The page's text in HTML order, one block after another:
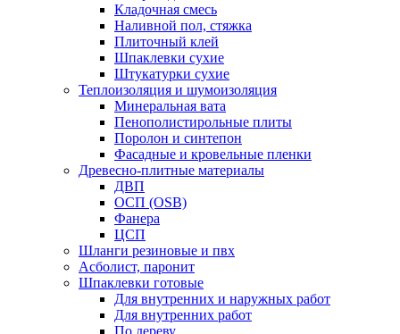
Кладочная смесь
Наливной пол, стяжка
Плиточный клей
Шпаклевки сухие
Штукатурки сухие
Теплоизоляция и шумоизоляция
Минеральная вата
Пенополистирольные плиты
Поролон и синтепон
Фасадные и кровельные пленки
Древесно-плитные материалы
ДВП
ОСП (OSB)
Фанера
ЦСП
Шланги резиновые и пвх
Асболист, паронит
Шпаклевки готовые
Для внутренних и наружных работ
Для внутренних работ
По дереву